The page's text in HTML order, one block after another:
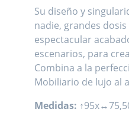
Su diseño y
nadie, grandes
espectacular
escenarios, para
Combina a la
Mobiliario de lujo al
Medidas: